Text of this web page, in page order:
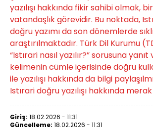
yazılışı hakkında fikir sahibi olmak,
vatandaşlık görevidir. Bu noktada,
doğru yazımı da son dönemlerde
araştırılmaktadır. Türk Dil Kurumu
“Istırari nasıl yazılır?” sorusuna
kelimenin cümle içerisinde doğru
ile yazılışı hakkında da bilgi
Istırari doğru yazılışı hakkında
Giriş: 18.02.2026 - 11:31
Güncelleme: 18.02.2026 - 11:31